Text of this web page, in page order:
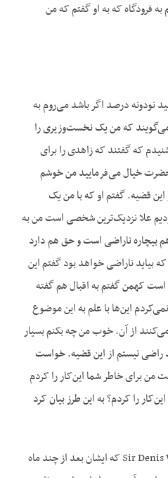
به فرودگاه که به او گفتم که من
نودونه درصد اگر باشد می‌روم به
که من یک نخست‌وزیری را
که گفتند که زاهدی را برای
خیال می‌فرمایید من خوشم
این قضیه. گفتم او که با من یک
علا نزدیک‌ترین شخصی است من به
هم بیچاره ناراضی است و حق هم دارد
ناراضی خواهد بود گفتم این
کهمن گفتم به اقبال هم گفته
این‌ها با علم به این موضوع
از آن. خوب من چه بکنم بسیار
نیستم از این قضیه. خواست
من برای خاطر شما این‌کار را کردم
را کردم؟ به این طرز بیان کرد
س- من شنیدم که از قول Sir Denis Wright که ایشان بعد از چند ماه